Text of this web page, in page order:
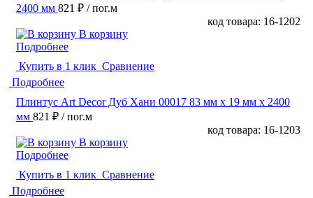
2400 мм 821 ₽ / пог.м
код товара: 16-1202
В корзину
Подробнее
Купить в 1 клик Сравнение
Подробнее
Плинтус Art Decor Дуб Хани 00017 83 мм х 19 мм х 2400
мм 821 ₽ / пог.м
код товара: 16-1203
В корзину
Подробнее
Купить в 1 клик Сравнение
Подробнее